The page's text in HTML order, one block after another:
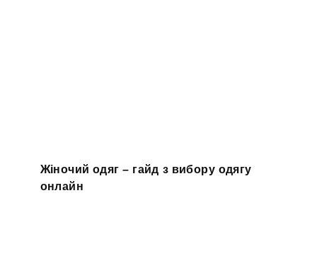
Жіночий одяг – гайд з вибору одягу
онлайн